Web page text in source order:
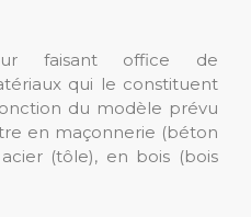
faisant office de
qui le constituent
du modèle prévu
en maçonnerie (béton
(tôle), en bois (bois